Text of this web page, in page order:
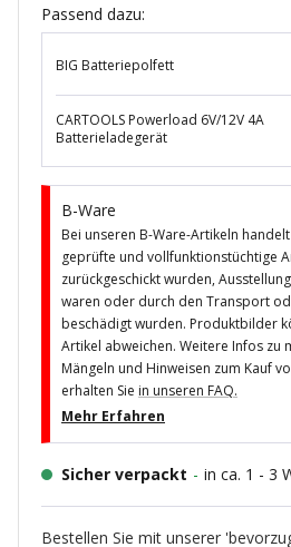
Passend dazu:
BIG Batteriepolfett
CARTOOLS Powerload 6V/12V 4A
Batterieladegerät
B-Ware
Bei unseren B-Ware-Artikeln
geprüfte und vollfunktionstüchtige
zurückgeschickt wurden,
waren oder durch den Transport
beschädigt wurden. Produktbilder
Artikel abweichen. Weitere Infos zu
Mängeln und Hinweisen zum Kauf
erhalten Sie in unseren FAQ.
Mehr Erfahren
Sicher verpackt - in ca. 1 - 3
Bestellen Sie mit unserer